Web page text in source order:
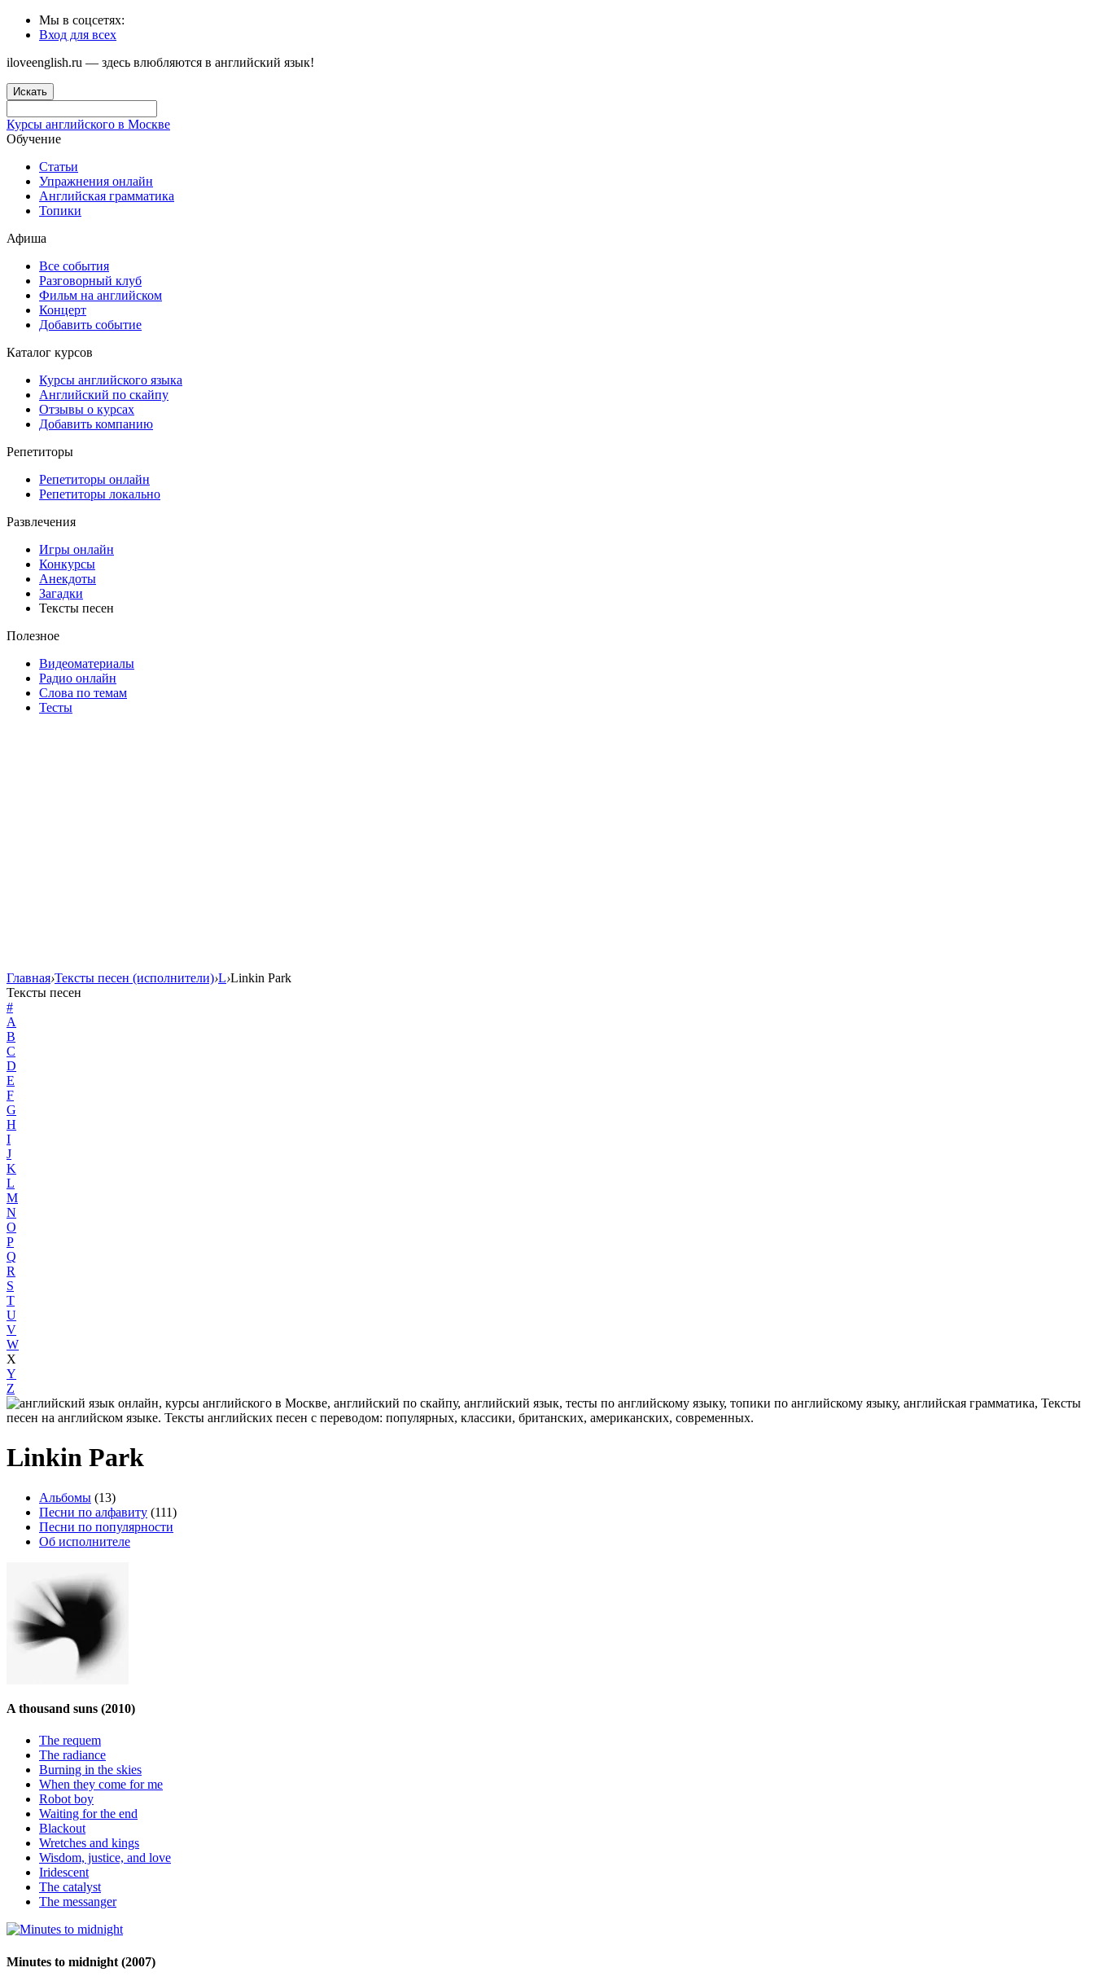
Мы в соцсетях:
Вход для всех
iloveenglish.ru — здесь влюбляются в английский язык!
Искать
Курсы английского в Москве
Обучение
Статьи
Упражнения онлайн
Английская грамматика
Топики
Афиша
Все события
Разговорный клуб
Фильм на английском
Концерт
Добавить событие
Каталог курсов
Курсы английского языка
Английский по скайпу
Отзывы о курсах
Добавить компанию
Репетиторы
Репетиторы онлайн
Репетиторы локально
Развлечения
Игры онлайн
Конкурсы
Анекдоты
Загадки
Тексты песен
Полезное
Видеоматериалы
Радио онлайн
Слова по темам
Тесты
Главная›Тексты песен (исполнители)›L›Linkin Park
Тексты песен
#
A
B
C
D
E
F
G
H
I
J
K
L
M
N
O
P
Q
R
S
T
U
V
W
X
Y
Z
Linkin Park
Альбомы (13)
Песни по алфавиту (111)
Песни по популярности
Об исполнителе
A thousand suns (2010)
The requem
The radiance
Burning in the skies
When they come for me
Robot boy
Waiting for the end
Blackout
Wretches and kings
Wisdom, justice, and love
Iridescent
The catalyst
The messanger
Minutes to midnight (2007)